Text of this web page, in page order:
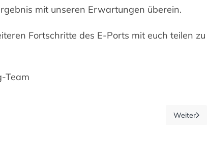
mit unseren Erwartungen überein.
Fortschritte des E-Ports mit euch teilen zu
Team
Weiter